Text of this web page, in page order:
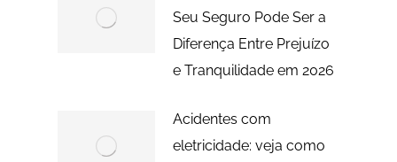
Seu Seguro Pode Ser a
Diferença Entre Prejuízo
e Tranquilidade em 2026
Acidentes com
eletricidade: veja como